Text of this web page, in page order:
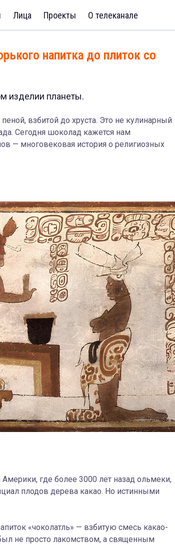
Лица Проекты О телеканале
напитка до плиток со
изделии планеты.
взбитой до хруста. Это не кулинарный
Сегодня шоколад кажется нам
— многовековая история о религиозных
где более 3000 лет назад ольмеки,
плодов дерева какао. Но истинными
«чоколатль» — взбитую смесь какао-
не просто лакомством, а священным